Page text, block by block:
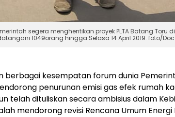
segera menghentikan proyek PLTA Batang Toru
1049orang hingga Selasa 14 April 2019. foto/Doc
berbagai kesempatan forum dunia
penurunan emisi gas efek rumah
telah dituliskan secara ambisius dalam
mendorong revisi Rencana Umum Energi